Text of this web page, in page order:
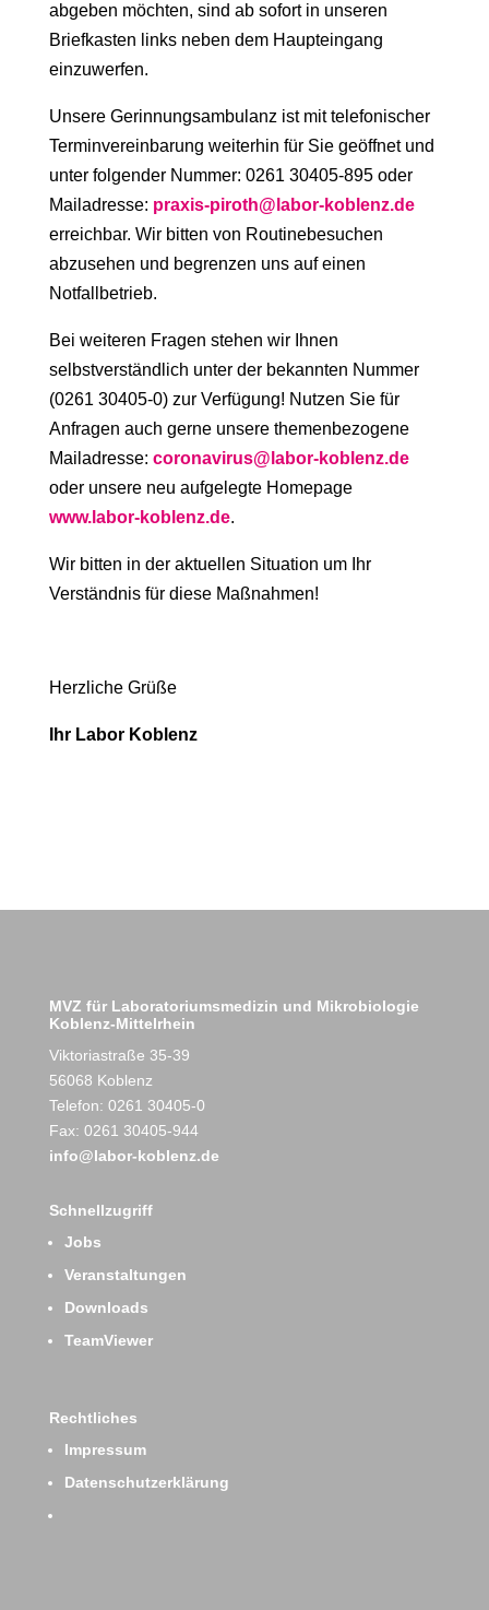
abgeben möchten, sind ab sofort in unseren
Briefkasten links neben dem Haupteingang
einzuwerfen.
Unsere Gerinnungsambulanz ist mit telefonischer
Terminvereinbarung weiterhin für Sie geöffnet und
unter folgender Nummer: 0261 30405-895 oder
Mailadresse: praxis-piroth@labor-koblenz.de
erreichbar. Wir bitten von Routinebesuchen
abzusehen und begrenzen uns auf einen
Notfallbetrieb.
Bei weiteren Fragen stehen wir Ihnen
selbstverständlich unter der bekannten Nummer
(0261 30405-0) zur Verfügung! Nutzen Sie für
Anfragen auch gerne unsere themenbezogene
Mailadresse: coronavirus@labor-koblenz.de
oder unsere neu aufgelegte Homepage
www.labor-koblenz.de.
Wir bitten in der aktuellen Situation um Ihr
Verständnis für diese Maßnahmen!
Herzliche Grüße
Ihr Labor Koblenz
MVZ für Laboratoriumsmedizin und Mikrobiologie
Koblenz-Mittelrhein
Viktoriastraße 35-39
56068 Koblenz
Telefon: 0261 30405-0
Fax: 0261 30405-944
info@labor-koblenz.de
Schnellzugriff
Jobs
Veranstaltungen
Downloads
TeamViewer
Rechtliches
Impressum
Datenschutzerklärung